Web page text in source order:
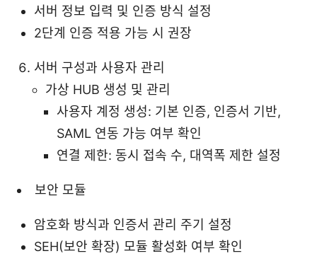
서버 정보 입력 및 인증 방식 설정
2단계 인증 적용 가능 시 권장
서버 구성과 사용자 관리
가상 HUB 생성 및 관리
사용자 계정 생성: 기본 인증, 인증서 기반,
SAML 연동 가능 여부 확인
연결 제한: 동시 접속 수, 대역폭 제한 설정
보안 모듈
암호화 방식과 인증서 관리 주기 설정
SEH(보안 확장) 모듈 활성화 여부 확인